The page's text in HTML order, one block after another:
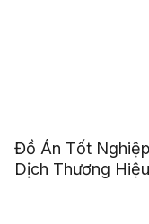
Đồ Án Tốt
Dịch Thương